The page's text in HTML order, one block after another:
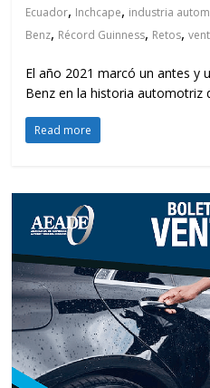
Ecuador, Inchcape, industria
Benz, Récord Guinness, Retos,
El año 2021 marcó un antes y
Benz en la historia automotriz
Read more